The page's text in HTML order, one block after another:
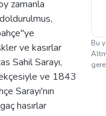
zamanla
ve kasırlar
Sahil Sarayı,
ve 1843
Sarayı'nın
hasırlar
Bu